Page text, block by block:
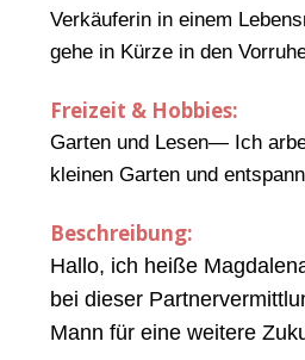
Verkäuferin in einem
gehe in Kürze in den
Freizeit & Hobbies:
Garten und Lesen— Ich
kleinen Garten und
Beschreibung:
Hallo, ich heiße
bei dieser
Mann für eine weitere